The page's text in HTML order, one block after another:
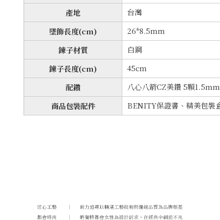
產地
台灣
墜飾長度(cm)
26*8.5mm
鍊子材質
白鋼
鍊子長度(cm)
45cm
配鑽
八心八箭CZ美鑽 5顆1.5mm
商品包裝配件
BENITY保證書、精美包裝